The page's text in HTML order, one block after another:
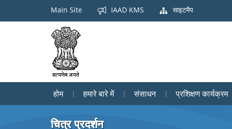
Main Site IAAD KMS साइटमैप
होम हमारे बारे में संसाधन प्रशिक्षण कार्यक्रम
चित्र प्रदर्शन